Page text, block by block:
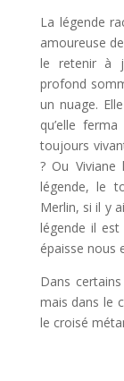
La légende
amoureuse
le retenir à
profond
un nuage.
qu’elle
toujours
? Ou Viviane
légende, le
Merlin, si il y
légende il
épaisse nous
Dans
mais dans le
le croisé